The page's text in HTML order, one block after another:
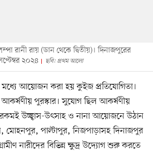
রানী রায় (ডান থেকে দ্বিতীয়)। দিনাজপুরের
২০২৪
ছবি: প্রথম আলো
মধ্যে আয়োজন করা হয় কুইজ প্রতিযোগিতা।
আকর্ষণীয় পুরস্কার। সুযোগ ছিল আকর্ষণীয়
উচ্ছ্বাস-উৎসাহ ও নানা আয়োজনে উঠান
মোহনপুর, পাল্টাপুর, নিজপাড়াসহ দিনাজপুর
নারীদের বিভিন্ন ক্ষুদ্র উদ্যোগ শুরু করতে